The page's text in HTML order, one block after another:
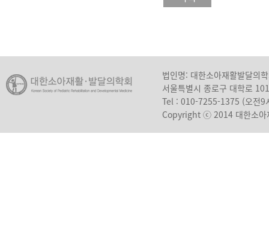
법인명: 대한소아재활발달의
서울특별시 종로구 대학로
Tel : 010-7255-1375 (오전9
Copyright ⓒ 2014 대한소아